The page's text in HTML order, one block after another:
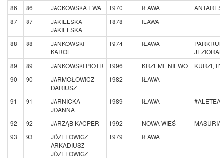
86
86 JACKOWSKA EWA 1970 IŁAWA
87
87
JAKIELSKA
JAKIELSKA
1878 ILAWA
88 88
JANKOWSKI
KAROL
1974 IŁAWA
89
89 JANKOWSKI PIOTR 1996 KRZEMIENIEWO
90
90
JARMOŁOWICZ
DARIUSZ
1982 IŁAWA
91 91
JARNICKA
JOANNA
1989 IŁAWA
92 92 JARZĄB KACPER 1992 NOWA WIEŚ
93
93
JÓZEFOWICZ
ARKADIUSZ
JÓZEFOWICZ
1979 IŁAWA